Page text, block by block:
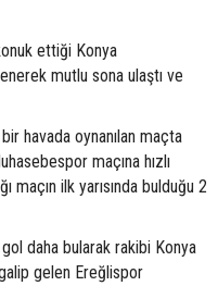
ettiği Konya
mutlu sona ulaştı ve
havada oynanılan maçta
maçına hızlı
maçın ilk yarısında bulduğu 2
daha bularak rakibi Konya
gelen Ereğlispor